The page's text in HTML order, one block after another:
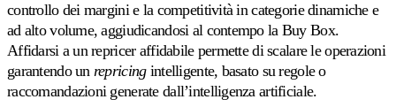
controllo dei margini e la competitività in categorie dinamiche e
ad alto volume, aggiudicandosi al contempo la Buy Box.
Affidarsi a un repricer affidabile permette di scalare le operazioni
garantendo un repricingintelligente, basato su regole o
raccomandazioni generate dall’intelligenza artificiale.